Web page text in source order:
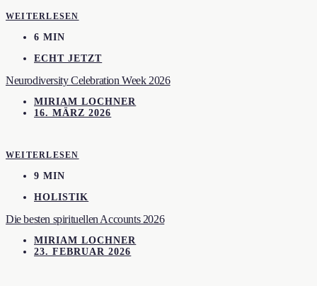
WEITERLESEN
6 MIN
ECHT JETZT
Neurodiversity Celebration Week 2026
MIRIAM LOCHNER
16. MÄRZ 2026
WEITERLESEN
9 MIN
HOLISTIK
Die besten spirituellen Accounts 2026
MIRIAM LOCHNER
23. FEBRUAR 2026